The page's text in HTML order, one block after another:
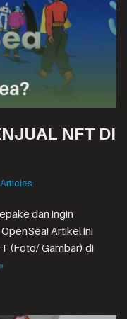
NFT DI
Articles
dan ingin
Artikel ini
(Foto/ Gambar) di